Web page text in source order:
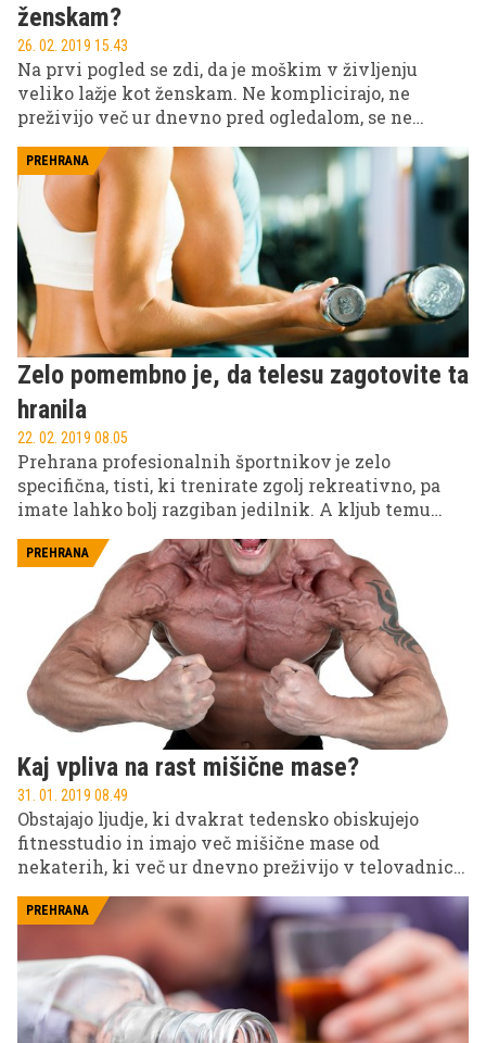
ženskam?
26. 02. 2019 15.43
Na prvi pogled se zdi, da je moškim v življenju
veliko lažje kot ženskam. Ne komplicirajo, ne
preživijo več ur dnevno pred ogledalom, se ne
in tudi nosečnosti jim ni treba prenašat kar 9
mesecev. Toda …
PREHRANA
Zelo pomembno je, da telesu zagotovite ta
hranila
22. 02. 2019 08.05
Prehrana profesionalnih športnikov je zelo
specifična, tisti, ki trenirate zgolj rekreativno, pa
imate lahko bolj razgiban jedilnik. A kljub temu
nekaj nujno potrebnih hranil.
PREHRANA
Kaj vpliva na rast mišične mase?
31. 01. 2019 08.49
Obstajajo ljudje, ki dvakrat tedensko obiskujejo
fitnesstudio in imajo več mišične mase od
nekaterih, ki več ur dnevno preživijo v telovadnici
PREHRANA